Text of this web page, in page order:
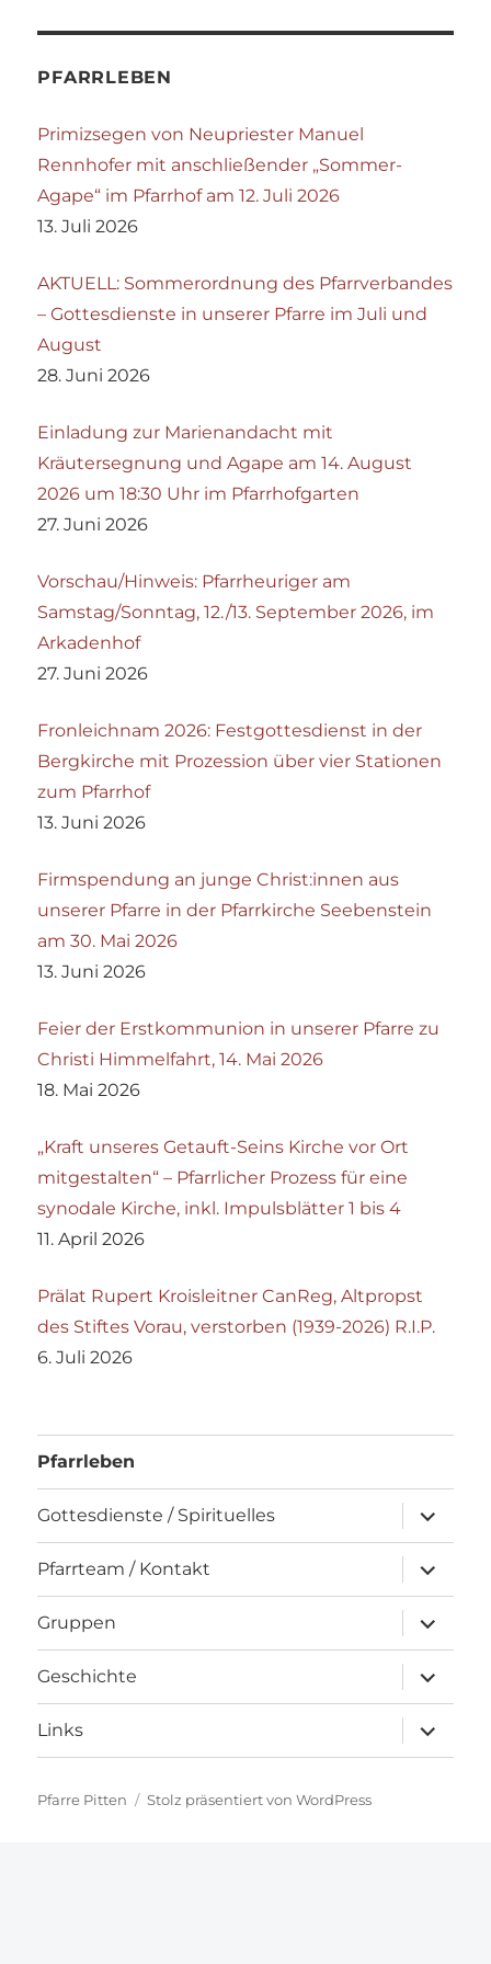
PFARRLEBEN
Primizsegen von Neupriester Manuel
Rennhofer mit anschließender „Sommer-
Agape“ im Pfarrhof am 12. Juli 2026
13. Juli 2026
AKTUELL: Sommerordnung des Pfarrverbandes
– Gottesdienste in unserer Pfarre im Juli und
August
28. Juni 2026
Einladung zur Marienandacht mit
Kräutersegnung und Agape am 14. August
2026 um 18:30 Uhr im Pfarrhofgarten
27. Juni 2026
Vorschau/Hinweis: Pfarrheuriger am
Samstag/Sonntag, 12./13. September 2026, im
Arkadenhof
27. Juni 2026
Fronleichnam 2026: Festgottesdienst in der
Bergkirche mit Prozession über vier Stationen
zum Pfarrhof
13. Juni 2026
Firmspendung an junge Christ:innen aus
unserer Pfarre in der Pfarrkirche Seebenstein
am 30. Mai 2026
13. Juni 2026
Feier der Erstkommunion in unserer Pfarre zu
Christi Himmelfahrt, 14. Mai 2026
18. Mai 2026
„Kraft unseres Getauft-Seins Kirche vor Ort
mitgestalten“ – Pfarrlicher Prozess für eine
synodale Kirche, inkl. Impulsblätter 1 bis 4
11. April 2026
Prälat Rupert Kroisleitner CanReg, Altpropst
des Stiftes Vorau, verstorben (1939-2026) R.I.P.
6. Juli 2026
Pfarrleben
Gottesdienste / Spirituelles
öffnen
Pfarrteam / Kontakt
öffnen
Gruppen
öffnen
Geschichte
öffnen
Links
öffnen
Pfarre Pitten Stolz präsentiert von WordPress